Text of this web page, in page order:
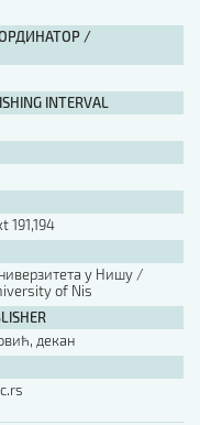
/
INTERVAL
191,194
у Нишу /
of Nis
декан